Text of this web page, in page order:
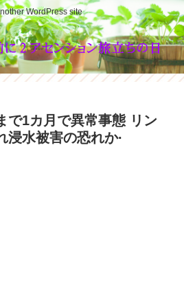
WordPress site
で1カ月で異常事態 リン
浸水被害の恐れか·